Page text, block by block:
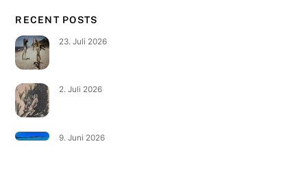
RECENT POSTS
23. Juli 2026
2. Juli 2026
9. Juni 2026